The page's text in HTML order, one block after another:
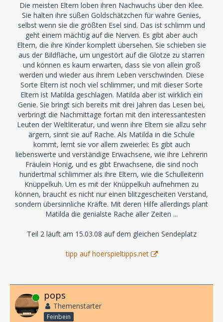
Die meisten Eltern loben ihren Nachwuchs über den Klee.
Sie halten ihre süßen Goldschätzchen für wahre Genies,
selbst wenn sie die größten Esel sind. Das ist schlimm und
geht einem mächtig auf die Nerven. Es gibt aber auch
Eltern, die ihre Kinder komplett übersehen. Sie schieben sie
aus der Bildfläche, um ungestört auf die Glotze zu starren
und können es kaum erwarten, dass sie von allein groß
werden und wieder aus ihrem Leben verschwinden. Diese
Sorte Eltern ist noch viel schlimmer, und mit dieser Sorte
Eltern ist Matilda geschlagen. Matilda aber ist wirklich ein
Genie. Sie bringt sich bereits mit drei Jahren das Lesen bei,
verbringt die Nachmittage fortan mit den interessantesten
Leuten der Weltliteratur, und wenn ihre Eltern sie allzu sehr
ärgern, sinnt sie auf Rache. Als Matilda in die Schule
kommt, lernt sie vor allem zweierlei: Es gibt auch
liebenswerte und verständige Erwachsene, wie ihre Lehrerin
Fräulein Honig, und es gibt Erwachsene, die sind noch
hundertmal schlimmer als ihre Eltern, wie die Schulleiterin
Knüppelkuh. Um es mit der Knüppelkuh aufnehmen zu
können, braucht es nicht nur einen blitzgescheiten Verstand,
sondern übersinnliche Kräfte. Mit deren Hilfe allerdings plant
Matilda die genialste Rache aller Zeiten ...
Teil 2 läuft am 15.03.08 auf dem gleichen Sendeplatz
tipp auf hoerspieltipps.net
Online pops
Themenstarter
Feinbein